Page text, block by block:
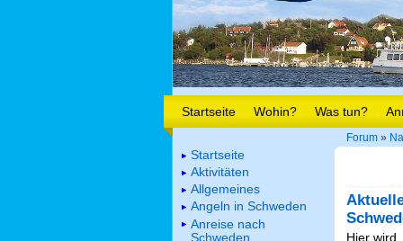
Startseite Wohin? Was tun?
Forum »
Hier
Startseite
Aktivitäten
Allgemeines
Angeln in Schweden
Anreise nach
Schweden